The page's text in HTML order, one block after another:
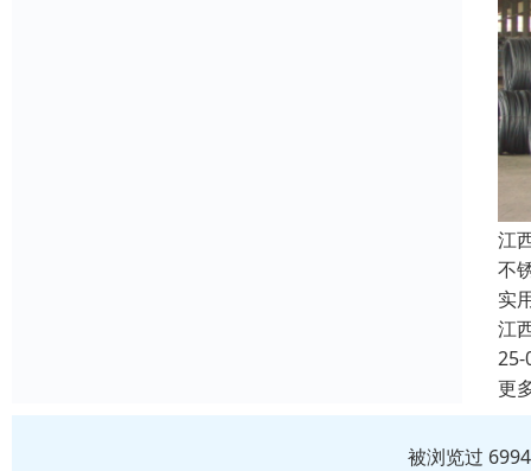
江
不
实
江
25-
更
被浏览过